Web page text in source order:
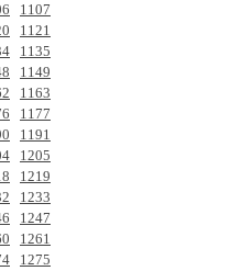
1107
1121
1135
1149
1163
1177
1191
1205
1219
1233
1247
1261
1275